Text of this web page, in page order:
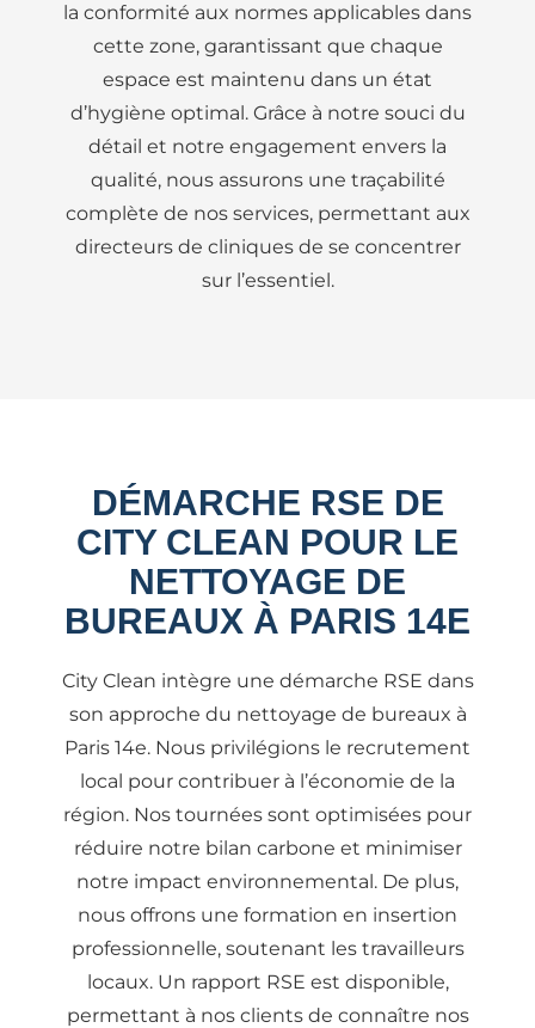
la conformité aux normes applicables dans
cette zone, garantissant que chaque
espace est maintenu dans un état
d’hygiène optimal. Grâce à notre souci du
détail et notre engagement envers la
qualité, nous assurons une traçabilité
complète de nos services, permettant aux
directeurs de cliniques de se concentrer
sur l’essentiel.
DÉMARCHE RSE DE
CITY CLEAN POUR LE
NETTOYAGE DE
BUREAUX À PARIS 14E
City Clean intègre une démarche RSE dans
son approche du nettoyage de bureaux à
Paris 14e. Nous privilégions le recrutement
local pour contribuer à l’économie de la
région. Nos tournées sont optimisées pour
réduire notre bilan carbone et minimiser
notre impact environnemental. De plus,
nous offrons une formation en insertion
professionnelle, soutenant les travailleurs
locaux. Un rapport RSE est disponible,
permettant à nos clients de connaître nos